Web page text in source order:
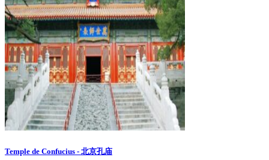
Temple de Confucius - 北京孔庙